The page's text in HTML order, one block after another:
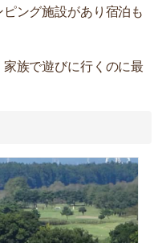
ング施設があり宿泊も
族で遊びに行くのに最